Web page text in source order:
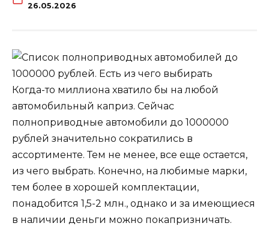
26.05.2026
Когда-то миллиона хватило бы на любой
автомобильный каприз. Сейчас
полноприводные автомобили до 1000000
рублей значительно сократились в
ассортименте. Тем не менее, все еще остается,
из чего выбрать. Конечно, на любимые марки,
тем более в хорошей комплектации,
понадобится 1,5-2 млн., однако и за имеющиеся
в наличии деньги можно покапризничать.